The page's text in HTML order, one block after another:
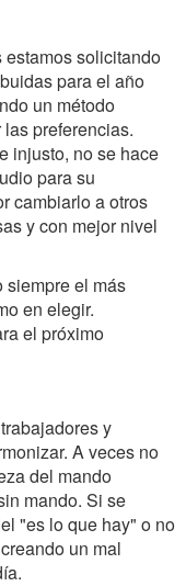
estamos solicitando
para el año
un método
preferencias.
injusto, no se hace
para su
cambiarlo a otros
y con mejor nivel
siempre el más
en elegir.
el próximo
y
A veces no
del mando
mando. Si se
"es lo que hay" o no
un mal